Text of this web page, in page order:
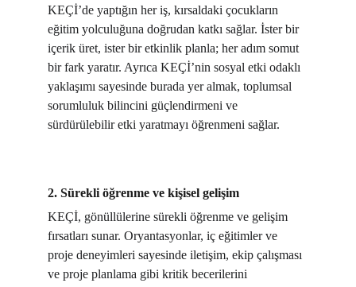
KEÇİ’de yaptığın her iş, kırsaldaki çocukların
eğitim yolculuğuna doğrudan katkı sağlar. İster bir
içerik üret, ister bir etkinlik planla; her adım somut
bir fark yaratır. Ayrıca KEÇİ’nin sosyal etki odaklı
yaklaşımı sayesinde burada yer almak, toplumsal
sorumluluk bilincini güçlendirmeni ve
sürdürülebilir etki yaratmayı öğrenmeni sağlar.
2. Sürekli öğrenme ve kişisel gelişim
KEÇİ, gönüllülerine sürekli öğrenme ve gelişim
fırsatları sunar. Oryantasyonlar, iç eğitimler ve
proje deneyimleri sayesinde iletişim, ekip çalışması
ve proje planlama gibi kritik becerilerini